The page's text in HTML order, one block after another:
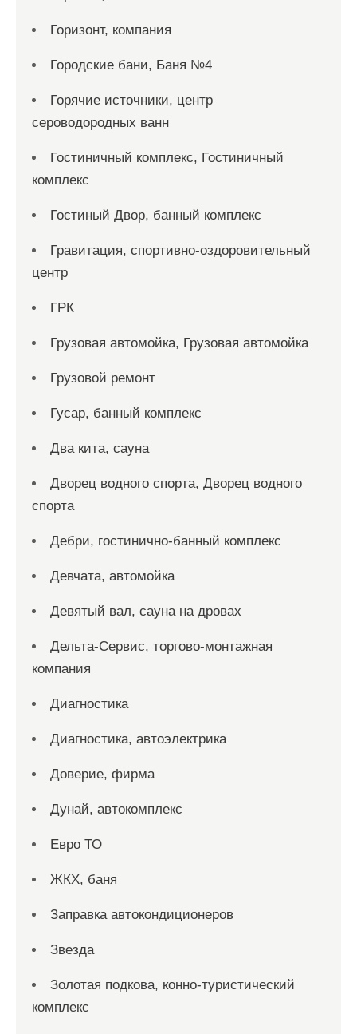
Горизонт, компания
Городские бани, Баня №4
Горячие источники, центр
сероводородных ванн
Гостиничный комплекс, Гостиничный
комплекс
Гостиный Двор, банный комплекс
Гравитация, спортивно-оздоровительный
центр
ГРК
Грузовая автомойка, Грузовая автомойка
Грузовой ремонт
Гусар, банный комплекс
Два кита, сауна
Дворец водного спорта, Дворец водного
спорта
Дебри, гостинично-банный комплекс
Девчата, автомойка
Девятый вал, сауна на дровах
Дельта-Сервис, торгово-монтажная
компания
Диагностика
Диагностика, автоэлектрика
Доверие, фирма
Дунай, автокомплекс
Евро ТО
ЖКХ, баня
Заправка автокондиционеров
Звезда
Золотая подкова, конно-туристический
комплекс